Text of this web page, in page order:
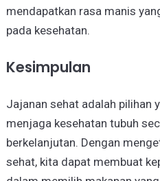
mendapatkan rasa manis
pada kesehatan.
Kesimpulan
Jajanan sehat adalah pilihan
menjaga kesehatan tubuh
berkelanjutan. Dengan
sehat, kita dapat membuat